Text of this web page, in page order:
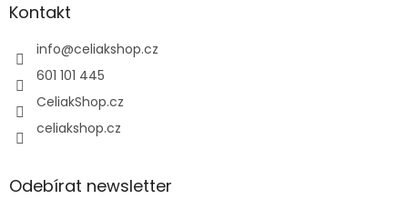
Kontakt
info@celiakshop.cz
601 101 445
CeliakShop.cz
celiakshop.cz
Odebírat newsletter